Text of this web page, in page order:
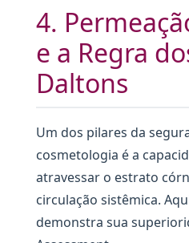
4.
e a Regra
Daltons
Um dos pilares da
cosmetologia é a
atravessar o estrato
circulação sistêmica.
demonstra sua